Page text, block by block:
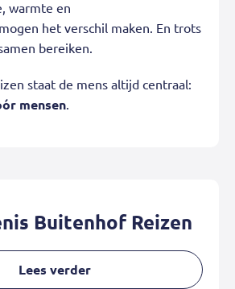
warmte en
het verschil maken. En trots
bereiken.
staat de mens altijd centraal:
mensen.
Buitenhof Reizen
Lees verder